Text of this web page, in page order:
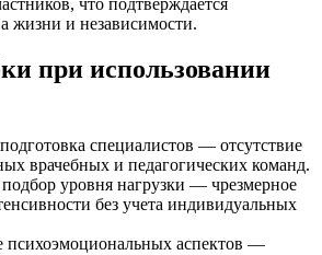
жизни и независимости.
при использовании
специалистов — отсутствие
врачебных и педагогических команд.
уровня нагрузки — чрезмерное
без учета индивидуальных
психоэмоциональных аспектов —